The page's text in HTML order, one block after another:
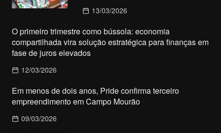
13/03/2026
O primeiro trimestre como bússola: economia
compartilhada vira solução estratégica para finanças em
fase de juros elevados
12/03/2026
Em menos de dois anos, Pride confirma terceiro
empreendimento em Campo Mourão
09/03/2026